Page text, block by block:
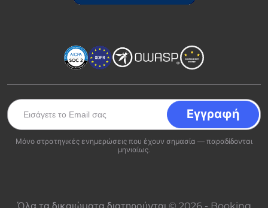
Μόνο στρατηγικές ενημερώσεις που έχουν σημασία — παραδίδονται
μηνιαίως.